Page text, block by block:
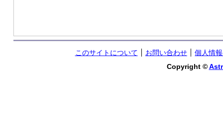
このサイトについて お問い合わせ
個人情
Copyright ©